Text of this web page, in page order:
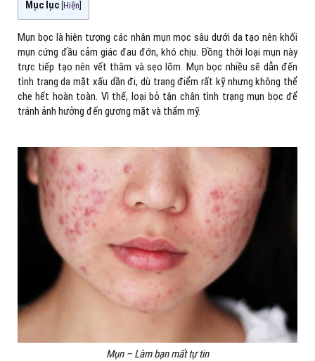
Mục lục [Hiện]
Mụn bọc là hiện tượng các nhân mụn mọc sâu dưới da tạo nên khối
mụn cứng đầu cảm giác đau đớn, khó chịu. Đồng thời loại mụn này
trực tiếp tạo nên vết thâm và sẹo lõm. Mụn bọc nhiều sẽ dẫn đến
tình trạng da mặt xấu dần đi, dù trang điểm rất kỹ nhưng không thể
che hết hoàn toàn. Vì thế, loại bỏ tận chân tình trạng mụn bọc để
tránh ảnh hưởng đến gương mặt và thẩm mỹ.
Mụn – Làm bạn mất tự tin